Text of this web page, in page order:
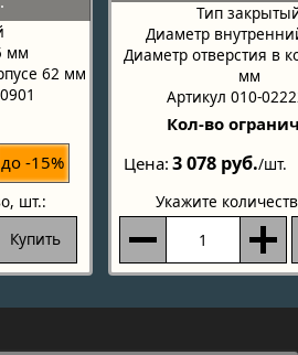
мм
62 мм
до -15%
, шт.:
Купить
Тип
Диаметр
Диаметр отверстия в
мм
Артикул 010-
Кол-во
Цена 3 078 руб./шт.
Укажите